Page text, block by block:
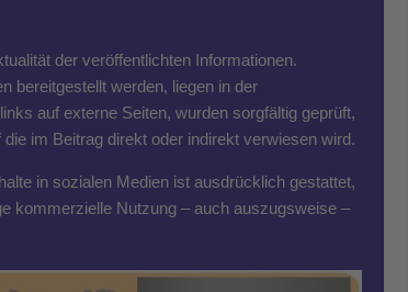
der veröffentlichten Informationen.
bereitgestellt werden, liegen in der
auf externe Seiten, wurden sorgfältig geprüft,
im Beitrag direkt oder indirekt verwiesen wird.
in sozialen Medien ist ausdrücklich gestattet,
kommerzielle Nutzung – auch auszugsweise –